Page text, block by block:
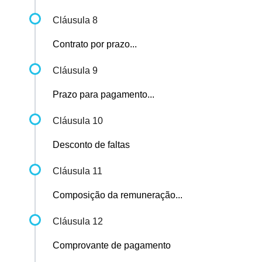
Cláusula 8
Contrato por prazo...
Cláusula 9
Prazo para pagamento...
Cláusula 10
Desconto de faltas
Cláusula 11
Composição da remuneração...
Cláusula 12
Comprovante de pagamento